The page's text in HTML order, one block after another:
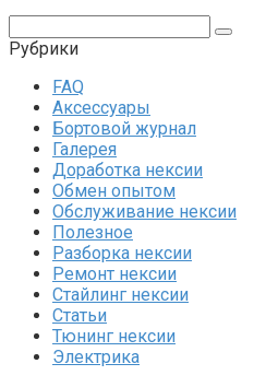
Рубрики
FAQ
Аксессуары
Бортовой журнал
Галерея
Доработка нексии
Обмен опытом
Обслуживание нексии
Полезное
Разборка нексии
Ремонт нексии
Стайлинг нексии
Статьи
Тюнинг нексии
Электрика